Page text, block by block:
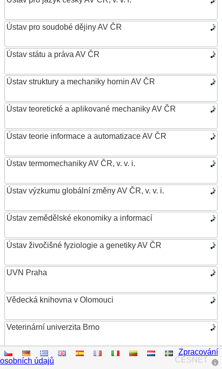
Ústav pro soudobé dějiny AV ČR
Ústav státu a práva AV ČR
Ústav struktury a mechaniky hornin AV ČR
Ústav teoretické a aplikované mechaniky AV ČR
Ústav teorie informace a automatizace AV ČR
Ústav termomechaniky AV ČR, v. v. i.
Ústav výzkumu globální změny AV ČR, v. v. i.
Ústav zemědělské ekonomiky a informací
Ústav živočišné fyziologie a genetiky AV ČR
UVN Praha
Vědecká knihovna v Olomouci
Veterinární univerzita Brno
VŠB – Technická univerzita Ostrava
CESNET
Zpracování
osobních údajů